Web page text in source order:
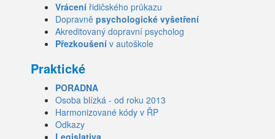
Vrácení řidičského průkazu
Dopravně psychologické vyšetření
Akreditovaný dopravní psycholog
Přezkoušení v autoškole
Praktické
PORADNA
Osoba blízká - od roku 2013
Harmonizované kódy v ŘP
Odkazy